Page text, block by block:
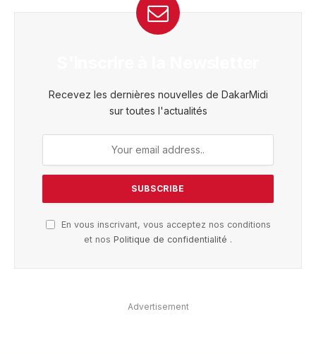
Recevez les dernières nouvelles de DakarMidi
sur toutes l'actualités
En vous inscrivant, vous acceptez nos conditions
et nos Politique de confidentialité .
Advertisement